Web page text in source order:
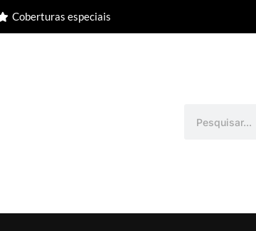
Coberturas especiais